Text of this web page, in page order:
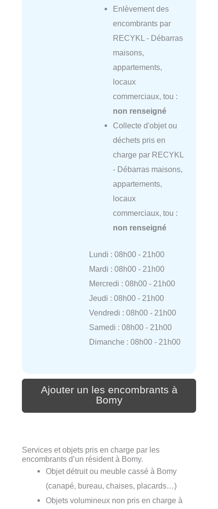
Enlèvement des
encombrants par
RECYKL - Débarras
maisons,
appartements,
locaux
commerciaux, tou :
non renseigné
Collecte d'objet ou
déchets pris en
charge par RECYKL
- Débarras maisons,
appartements,
locaux
commerciaux, tou :
non renseigné
Lundi : 08h00 - 21h00
Mardi : 08h00 - 21h00
Mercredi : 08h00 - 21h00
Jeudi : 08h00 - 21h00
Vendredi : 08h00 - 21h00
Samedi : 08h00 - 21h00
Dimanche : 08h00 - 21h00
Ajouter un les encombrants à
Bomy
Services et objets pris en charge par les
encombrants d’un résident à Bomy.
Objet détruit ou meuble cassé à Bomy
(canapé, bureau, chaises, placards…)
Objets volumineux non pris en charge à